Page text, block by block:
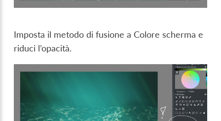
Imposta il metodo di fusione a Colore scherma e
riduci l’opacità.